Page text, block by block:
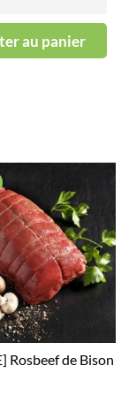
au panier
Rosbeef de Bison